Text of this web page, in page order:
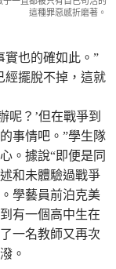
這種罪惡感折磨著。
實也的確如此。”
經擺脫不掉，這就
呢？’但在戰爭到
事情吧。”學生隊
。據說“即便是同
和未體驗過戰爭
學藝員前泊克美
有一個高中生在
一名教師又再次
。